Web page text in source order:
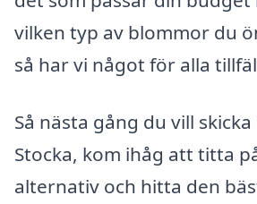
vilken typ av blommor du
så har vi något för alla
Så nästa gång du vill
Stocka, kom ihåg att titta
alternativ och hitta den